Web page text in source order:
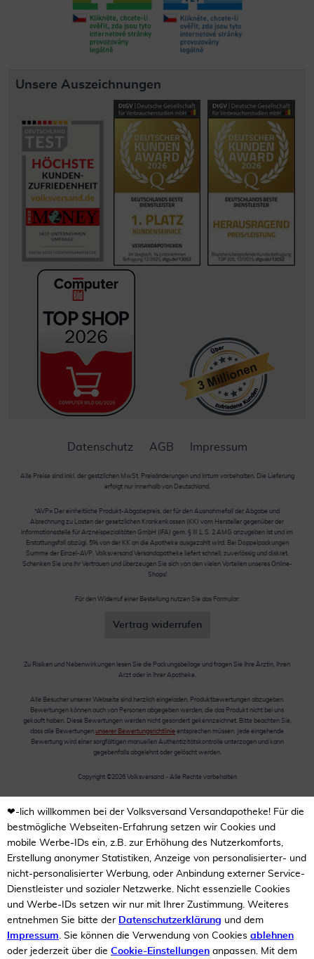
Unsere Auszeichnungen
Datenschutz AGB Impressum
Alle Preise sind inkl. der gestzlichen MwSt. Preisänderungen und Irrtum vorbehalten. Die Lieferung
erfolgt nur innerhalb von Deutschland.
*AVP= Der einheitliche Produkt-Abgabepreis, der für den Ausnahmefall der Abgabe und
Abrechnung zu Lasten der gesetzlichen Krankenkassen (KK) vom Hersteller gegenüber der
Informationsstelle für Arzneispezialitäten GmbH (IFA) gem. § III 1, S. 2 AMG anzugeben ist und im
Erstattungsfall abzügl. 5% von der KK an die Apotheke ausgezahlt wird. Bei Doppelpackungen
Summe der Einzel-AVP. Volksversand Versandapotheke liefert schnell, zuverlässig und diskret.
Schenken Sie uns Ihr Vertrauen und überzeugen Sie sich von den vielen Vorteilen unseres Online-
Shops!
Für den Widerruf einer Bestellung nutzen Sie das Formular:
Vertrag widerrufen
Zu Risiken und Nebenwirkungen lesen Sie die Packungsbeilage und fragen Sie Ihre Ärztin, Ihren
Arzt oder in Ihrer Apotheke.
Alle Besucher unserer Webseite sind herzlich eingeladen, Produktbewertungen abzugeben.
Bewertungen können auch von Personen abgegeben werden, die das Produkt nicht bei uns
gekauft haben. Diese Bewertungen werden nicht gesondert gekennzeichnet. Bitte beachten Sie,
dass alle Bewertungen unserer Bewertungsrichtlinie entsprechen müssen. Jede eingehende
Bewertung wird einer sorgfältigen manuellen Authentizitätskontrolle unterzogen und kann
gegebenfalls abgelehnt oder gelöscht werden.
Copyright ©2026 Volksversand - Alle Rechte vorbehalten
❤-lich willkommen bei der Volksversand Versandapotheke! Für die
bestmögliche Webseiten-Erfahrung setzen wir Cookies und
mobile Werbe-IDs ein, z.B. zur Erhöhung des Nutzerkomforts,
Erstellung anonymer Statistiken, Anzeige von personalisierter- und
nicht-personalisierter Werbung, oder Anbindung externer Service-
Dienstleister und sozialer Netzwerke. Nicht essenzielle Cookies
und Werbe-IDs setzen wir nur mit Ihrer Zustimmung. Weiteres
entnehmen Sie bitte der Datenschutzerklärung und dem
Impressum. Sie können die Verwendung von Cookies ablehnen
oder jederzeit über die Cookie-Einstellungen anpassen. Mit dem